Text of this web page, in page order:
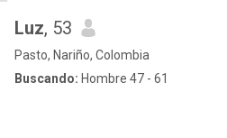
Luz, 53
Pasto, Nariño, Colombia
Buscando: Hombre 47 - 61